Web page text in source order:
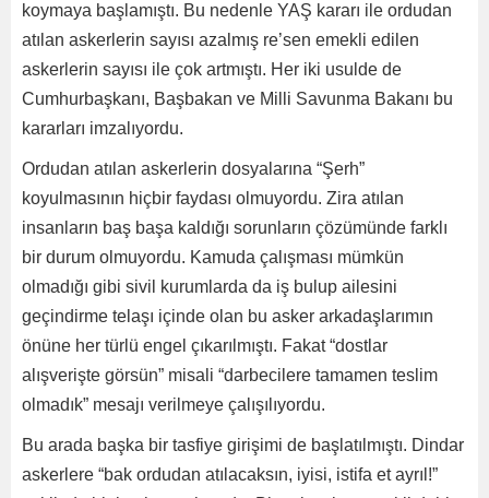
koymaya başlamıştı. Bu nedenle YAŞ kararı ile ordudan
atılan askerlerin sayısı azalmış re’sen emekli edilen
askerlerin sayısı ile çok artmıştı. Her iki usulde de
Cumhurbaşkanı, Başbakan ve Milli Savunma Bakanı bu
kararları imzalıyordu.
Ordudan atılan askerlerin dosyalarına “Şerh”
koyulmasının hiçbir faydası olmuyordu. Zira atılan
insanların baş başa kaldığı sorunların çözümünde farklı
bir durum olmuyordu. Kamuda çalışması mümkün
olmadığı gibi sivil kurumlarda da iş bulup ailesini
geçindirme telaşı içinde olan bu asker arkadaşlarımın
önüne her türlü engel çıkarılmıştı. Fakat “dostlar
alışverişte görsün” misali “darbecilere tamamen teslim
olmadık” mesajı verilmeye çalışılıyordu.
Bu arada başka bir tasfiye girişimi de başlatılmıştı. Dindar
askerlere “bak ordudan atılacaksın, iyisi, istifa et ayrıl!”